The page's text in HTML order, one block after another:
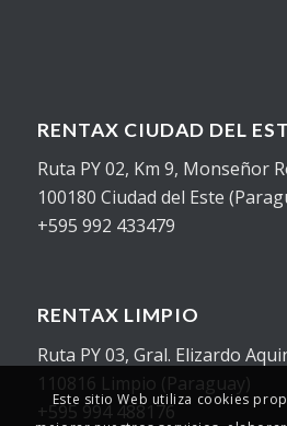
RENTAX CIUDAD DEL
Ruta PY 02, Km 9, Monseñor
100180 Ciudad del Este
+595 992 433479
RENTAX LIMPIO
Ruta PY 03, Gral. Elizardo
110816 Limpio (Paraguay)
+595 994 488176
Este sitio Web utiliza cookies